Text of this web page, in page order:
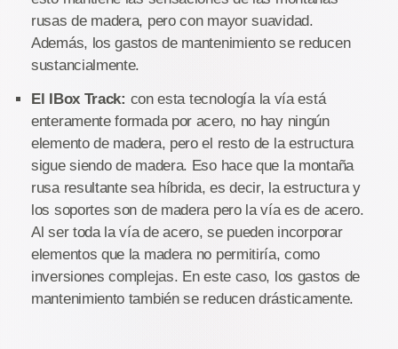
rusas de madera, pero con mayor suavidad.
Además, los gastos de mantenimiento se reducen
sustancialmente.
El IBox Track: con esta tecnología la vía está
enteramente formada por acero, no hay ningún
elemento de madera, pero el resto de la estructura
sigue siendo de madera. Eso hace que la montaña
rusa resultante sea híbrida, es decir, la estructura y
los soportes son de madera pero la vía es de acero.
Al ser toda la vía de acero, se pueden incorporar
elementos que la madera no permitiría, como
inversiones complejas. En este caso, los gastos de
mantenimiento también se reducen drásticamente.